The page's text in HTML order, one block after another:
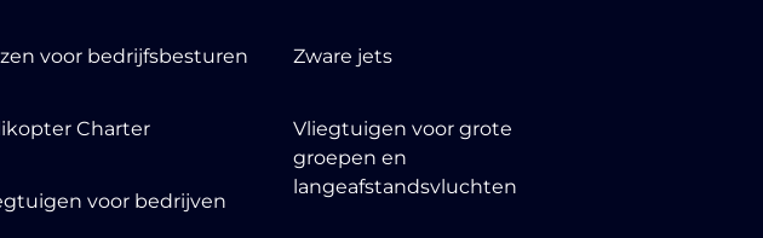
voor bedrijfsbesturen
Charter
voor bedrijven
Zware jets
Vliegtuigen voor grote
groepen en
langeafstandsvluchten